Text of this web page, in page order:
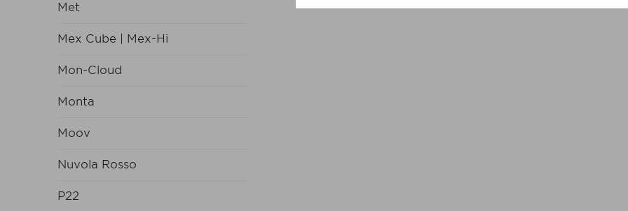
Met
Mex Cube | Mex-Hi
Mon-Cloud
Monta
Moov
Nuvola Rosso
P22